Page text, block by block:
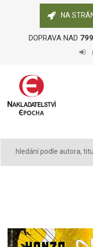
NA
DOPRAVA NAD